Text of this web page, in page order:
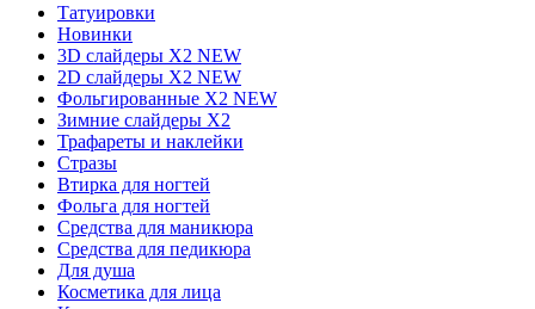
Татуировки
Новинки
3D слайдеры X2 NEW
2D слайдеры X2 NEW
Фольгированные X2 NEW
Зимние слайдеры Х2
Трафареты и наклейки
Стразы
Втирка для ногтей
Фольга для ногтей
Средства для маникюра
Средства для педикюра
Для душа
Косметика для лица